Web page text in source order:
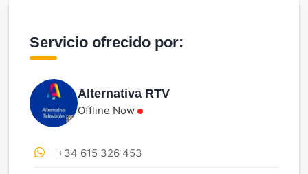
Servicio ofrecido por:
Alternativa RTV
Offline Now
+34 615 326 453